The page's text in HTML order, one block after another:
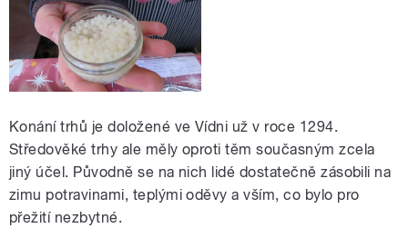
Konání trhů je doložené ve Vídni už v roce 1294.
Středověké trhy ale měly oproti těm současným zcela
jiný účel. Původně se na nich lidé dostatečně zásobili na
zimu potravinami, teplými oděvy a vším, co bylo pro
přežití nezbytné.